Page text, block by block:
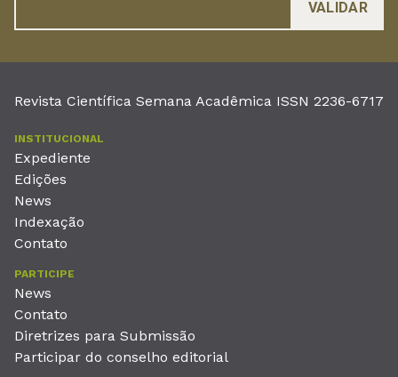
Revista Científica Semana Acadêmica ISSN 2236-6717
INSTITUCIONAL
Expediente
Edições
News
Indexação
Contato
PARTICIPE
News
Contato
Diretrizes para Submissão
Participar do conselho editorial